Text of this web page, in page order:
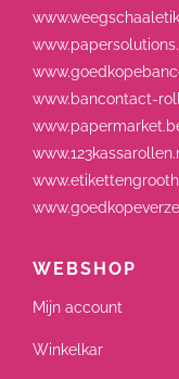
www.bancontact-
WEBSHOP
Mijn account
Winkelkar